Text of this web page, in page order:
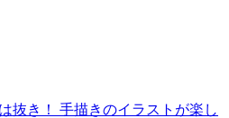
抜き！ 手描きのイラストが楽し